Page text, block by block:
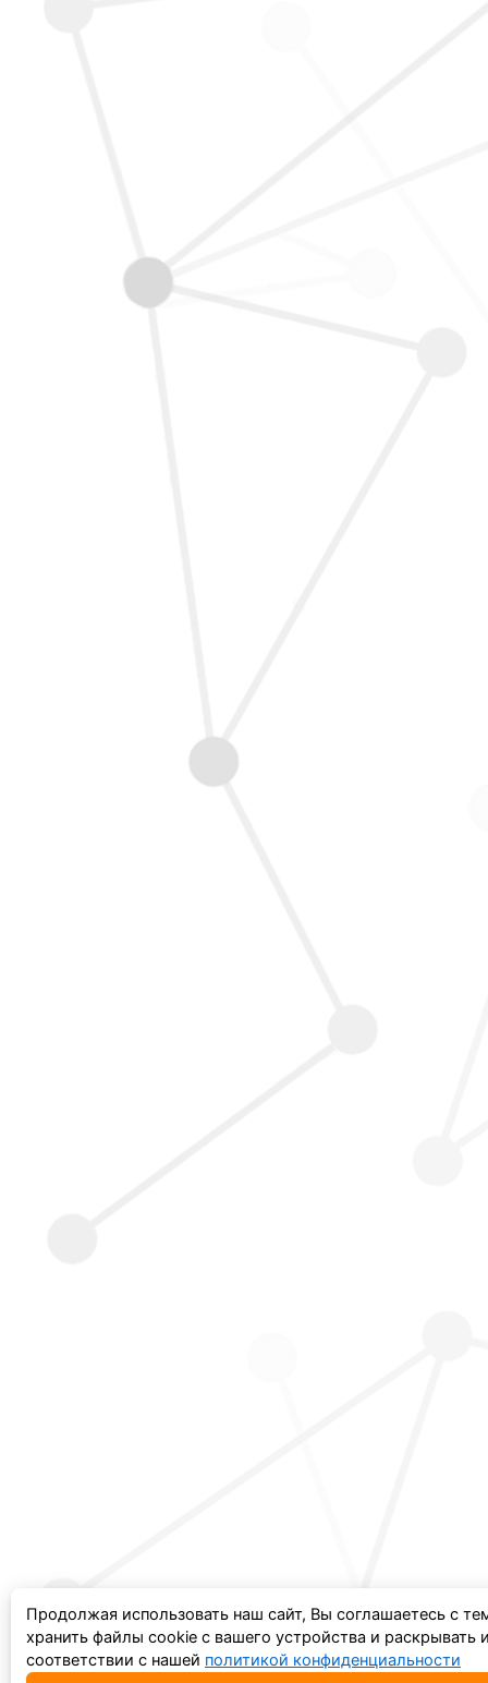
Продолжая использовать наш сайт, Вы соглашаетесь с
хранить файлы cookie с вашего устройства и
соответствии с нашей политикой конфиденциальности